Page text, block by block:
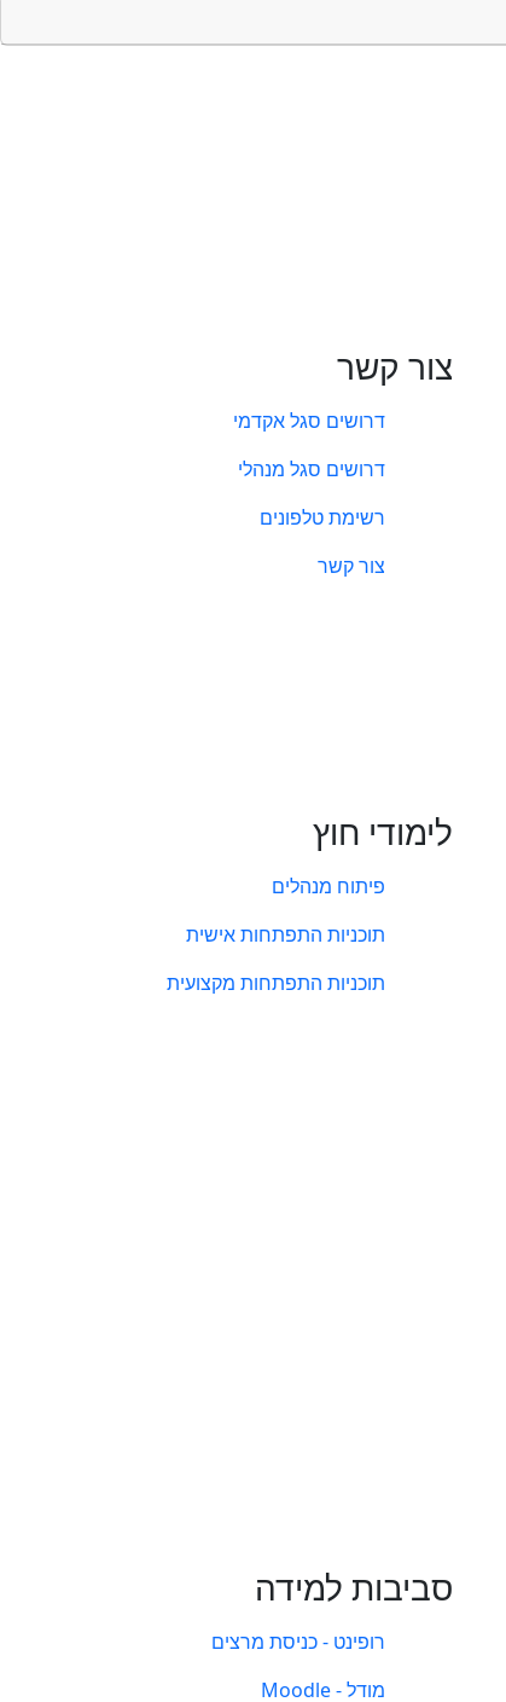
צור קשר
דרושים סגל אקדמי
דרושים סגל מנהלי
רשימת טלפונים
צור קשר
לימודי חוץ
פיתוח מנהלים
תוכניות התפתחות אישית
תוכניות התפתחות מקצועית
סביבות למידה
רופינט - כניסת מרצים
מודל - Moodle